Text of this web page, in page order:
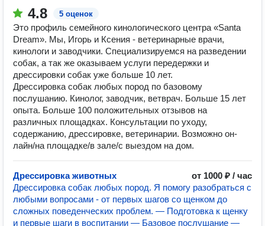
4.8 5 оценок
Это профиль семейного кинологического центра «Santa
Dream». Мы, Игорь и Ксения - ветеринарные врачи,
кинологи и заводчики. Специализируемся на разведении
собак, а так же оказываем услуги передержки и
дрессировки собак уже больше 10 лет.
Дрессировка собак любых пород по базовому
послушанию. Кинолог, заводчик, ветврач. Больше 15 лет
опыта. Больше 100 положительных отзывов на
различных площадках. Консультации по уходу,
содержанию, дрессировке, ветеринарии. Возможно он-
лайн/на площадке/в зале/с выездом на дом.
Дрессировка животных
от 1000 ₽ / час
Дрессировка собак любых пород. Я помогу разобраться с
любыми вопросами - от первых шагов со щенком до
сложных поведенческих проблем. — Подготовка к щенку
и первые шаги в воспитании — Базовое послушание —